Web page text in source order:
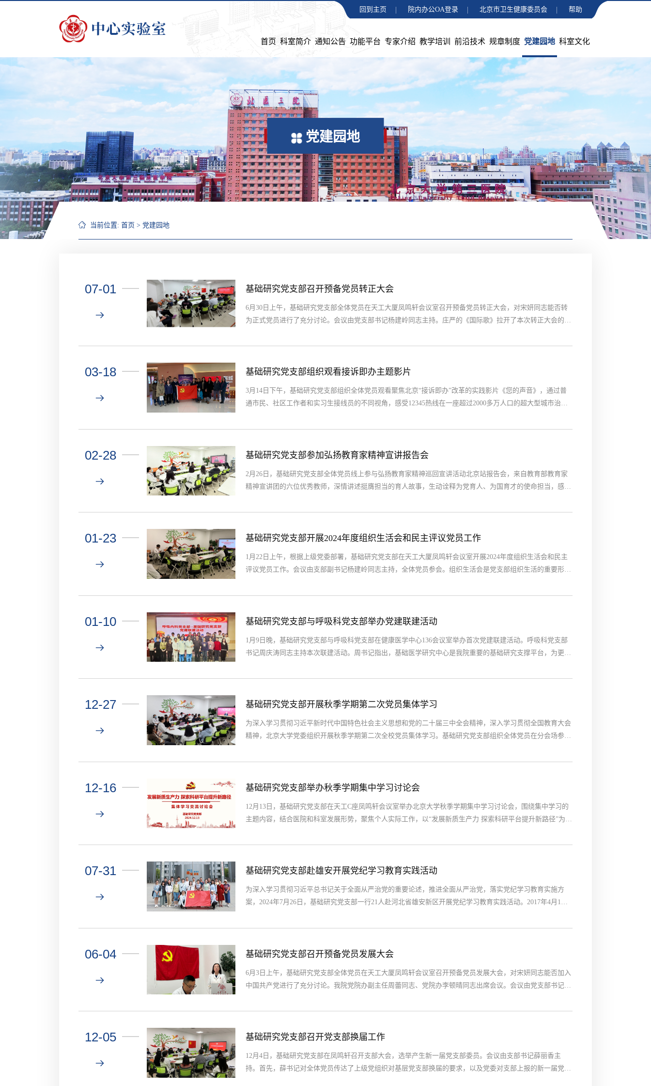
回到主页 院内办公OA登录 北京市卫生健康委员会 帮助
首页 科室简介 通知公告 功能平台 专家介绍 教学培训 前沿技术 规章制度 党建园地 科室文化
党建园地
当前位置: 首页 > 党建园地
07-01 基础研究党支部召开预备党员转正大会
6月30日上午，基础研究党支部全体党员在天工大厦凤鸣轩会议室召开预备党员转正大会，对宋妍同志能否转
为正式党员进行了充分讨论。会议由党支部书记杨建岭同志主持。庄严的《国际歌》拉开了本次转正大会的议
况。随后入党联系人薛丽香同志、禹晓童同志分别汇报了宋妍同志的思想、工作及考察情况，同意其转为正式
03-18 基础研究党支部组织观看接诉即办主题影片
3月14日下午，基础研究党支部组织全体党员观看聚焦北京“接诉即办”改革的实践影片《您的声音》，通过普
通市民、社区工作者和实习生接线员的不同视角，感受12345热线在一座超过2000多万人口的超大型城市治理
位立足岗位，全心投入的工作者，面对复杂挑战时人民至上的初心，让观看影片的党员们深受感动与鼓舞。
02-28 基础研究党支部参加弘扬教育家精神宣讲报告会
2月26日，基础研究党支部全体党员线上参与弘扬教育家精神巡回宣讲活动北京站报告会，来自教育部教育家
精神宣讲团的六位优秀教师，深情讲述挺膺担当的育人故事，生动诠释为党育人、为国育才的使命担当，感人
的热爱和满腔热忱，用心浇灌每一位医学生的成长。从六位优秀教师阐述的动人故事中，我们感受到的是高尚
01-23 基础研究党支部开展2024年度组织生活会和民主评议党员工作
1月22日上午，根据上级党委部署，基础研究党支部在天工大厦凤鸣轩会议室开展2024年度组织生活会和民主
评议党员工作。会议由支部副书记杨建岭同志主持，全体党员参会。组织生活会是党支部组织生活的重要形式
自我批评，与会党员从工作实际出发，查摆问题，认真剖析，明确整改方向。随后，支部开展针对党支部和党
01-10 基础研究党支部与呼吸科党支部举办党建联建活动
1月9日晚，基础研究党支部与呼吸科党支部在健康医学中心136会议室举办首次党建联建活动。呼吸科党支部
书记周庆涛同志主持本次联建活动。周书记指出，基础医学研究中心是我院重要的基础研究支撑平台，为更好
础研究党支部形成联建机制。期待在携手发展的过程中，扎实推进双方的合作交流，形成高质量科研产出。交
12-27 基础研究党支部开展秋季学期第二次党员集体学习
为深入学习贯彻习近平新时代中国特色社会主义思想和党的二十届三中全会精神，深入学习贯彻全国教育大会
精神，北京大学党委组织开展秋季学期第二次全校党员集体学习。基础研究党支部组织全体党员在分会场参会
体党员深入学习贯彻习近平总书记关于全面深化改革的一系列新思想、新观点、新论断和党的二十届三中全会
12-16 基础研究党支部举办秋季学期集中学习讨论会
12月13日，基础研究党支部在天工C座凤鸣轩会议室举办北京大学秋季学期集中学习讨论会，围绕集中学习的
主题内容，结合医院和科室发展形势，聚焦个人实际工作，以“发展新质生产力 探索科研平台提升新路径”为主
具体的发展方向，结合目前经济形势和公立医院发展面临的压力与困局，薛书记从科室职能出发谈到科室在技
07-31 基础研究党支部赴雄安开展党纪学习教育实践活动
为深入学习贯彻习近平总书记关于全面从严治党的重要论述，推进全面从严治党，落实党纪学习教育实施方
案，2024年7月26日，基础研究党支部一行21人赴河北省雄安新区开展党纪学习教育实践活动。2017年4月1
况。雄安新区的建设是千年大计、国家大事。本次实践活动的第一站来到了雄安新区规划馆进行参观。跟随馆
06-04 基础研究党支部召开预备党员发展大会
6月3日上午，基础研究党支部全体党员在天工大厦凤鸣轩会议室召开预备党员发展大会，对宋妍同志能否加入
中国共产党进行了充分讨论。我院党院办副主任周蕾同志、党院办李顿晴同志出席会议。会议由党支部书记杨
后入党介绍人薛丽香同志、禹晓童同志分别汇报了宋妍同志的思想、工作及考察情况，表明同意其加入党组织
12-05 基础研究党支部召开党支部换届工作
12月4日，基础研究党支部在凤鸣轩召开支部大会，选举产生新一届党支部委员。会议由支部书记薛丽香主
持。首先，薛书记对全体党员传达了上级党组织对基层党支部换届的要求，以及党委对支部上报的新一届党支